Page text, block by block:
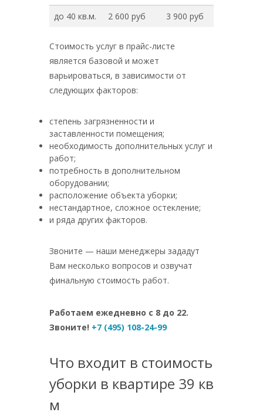
до 40 кв.м.
2 600 руб 3 900 руб
Стоимость услуг в прайс-листе
является базовой и может
варьироваться, в зависимости от
следующих факторов:
степень загрязненности и
заставленности помещения;
необходимость дополнительных услуг и
работ;
потребность в дополнительном
оборудовании;
расположение объекта уборки;
нестандартное, сложное остекление;
и ряда других факторов.
Звоните — наши менеджеры зададут
Вам несколько вопросов и озвучат
финальную стоимость работ.
Работаем ежедневно с 8 до 22.
Звоните! +7 (495) 108-24-99
Что входит в стоимость
уборки в квартире 39 кв
м